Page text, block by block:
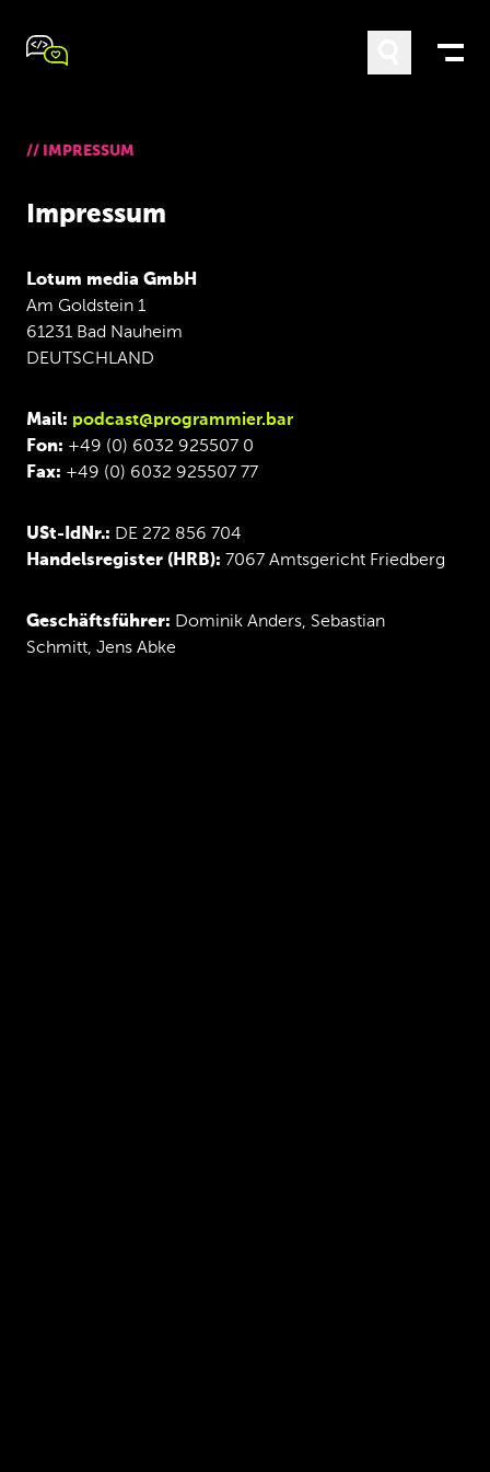
// IMPRESSUM
Impressum
Lotum media GmbH
Am Goldstein 1
61231 Bad Nauheim
DEUTSCHLAND
Mail: podcast@programmier.bar
Fon: +49 (0) 6032 925507 0
Fax: +49 (0) 6032 925507 77
USt-IdNr.: DE 272 856 704
Handelsregister (HRB): 7067 Amtsgericht Friedberg
Geschäftsführer: Dominik Anders, Sebastian
Schmitt, Jens Abke